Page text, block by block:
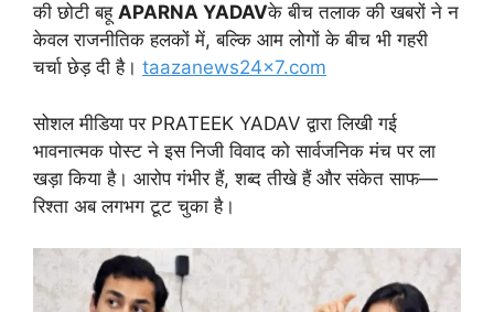
की छोटी बहू APARNA YADAVके बीच तलाक की खबरों ने न
केवल राजनीतिक हलकों में, बल्कि आम लोगों के बीच भी गहरी
चर्चा छेड़ दी है। taazanews24x7.com
सोशल मीडिया पर PRATEEK YADAV द्वारा लिखी गई
भावनात्मक पोस्ट ने इस निजी विवाद को सार्वजनिक मंच पर ला
खड़ा किया है। आरोप गंभीर हैं, शब्द तीखे हैं और संकेत साफ—
रिश्ता अब लगभग टूट चुका है।